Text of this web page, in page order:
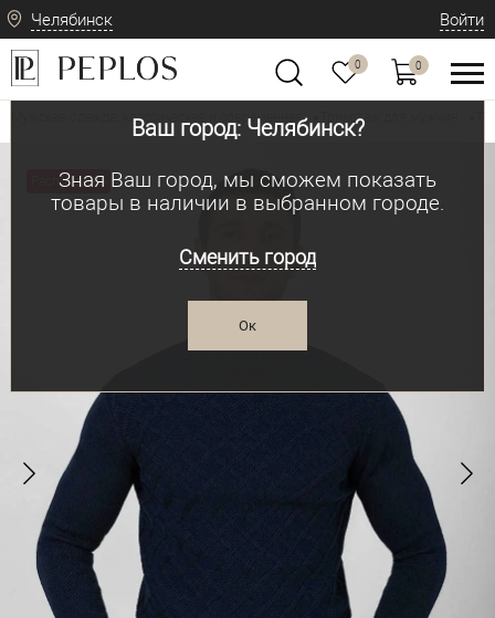
Челябинск
Ваш город: Челябинск?
Зная Ваш город, мы сможем показать
товары в наличии в выбранном городе.
Сменить город
Ок
Войти
0 0
Мужская одежда: классическая и современная Трикотаж для мужчин
Распродажа